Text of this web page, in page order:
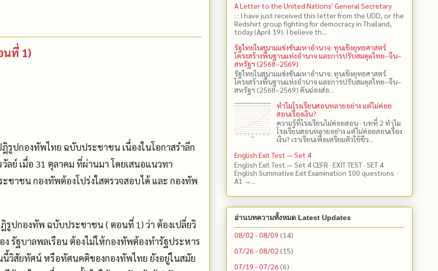
นที่ 1)
ปกองทัพไทย ฉบับประชาชน เนื่องในโอกาสรำลึก
ย์ เมื่อ 31 ตุลาคม ที่ผ่านมา โดยเสนอแนวทา
ชาชน กองทัพต้องโปร่งใสตรวจสอบได้ และ กองทัพ
ปกองทัพ ฉบับประชาชน ( ตอนที่ 1) ว่า ต้องเปลี่ยวิ
รัฐบาลพลเรือน ต้องไม่ให้กองทัพต้องทำรัฐประหาร
นี้วิสัยทัศน์ หรือทัศนคติของกองทัพไทย ยังอยู่ในสมัย
A Letter to the United Nations' General Secretary
: : I have just received this letter from the UDD, or the
Redshirt group fighting for democracy in Thailand,
today (April 19). I believe th...
รัฐไทยในสนามแข่งขันมหาอำนาจ: ทุนเชิงยุทธศาสตร์
โครงสร้างพื้นฐานแห่งอำนาจ และการปรับสมดุลไทย–จีน–
สหรัฐฯ (2568–2569)
รัฐไทยในสนามแข่งขันมหาอำนาจ: ทุนเชิงยุทธศาสตร์
โครงสร้างพื้นฐานแห่งอำนาจ และการปรับสมดุลไทย–จีน–
สหรัฐฯ (2568–2569) คันฉ่องส่อ...
ทำไมโรงเรียนสอนหลายอย่าง แต่ไม่ค่อย
สอนเรื่องเงิน?
ความรู้ที่โรงเรียนไม่ค่อยสอน · บทที่ 2 ทำไม
โรงเรียนสอนหลายอย่าง แต่ไม่ค่อยสอนเรื่อง
เงิน? เราเรียนเพื่อเตรียมตัวใช้ชีว...
English Exit Test — Set 4
English Exit Test — Set 4 CEFR · EXIT TEST · SET 4
English Summative Exit Examination 100 questions ·
A1 →...
อ่านบทความทั้งหมด Latest Updates
08/02 - 08/09 (14)
07/26 - 08/02 (15)
07/19 - 07/26 (6)